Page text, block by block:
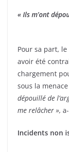
« Ils m’ont
Pour sa part,
avoir été
chargement
sous la
dépouillé de
me relâcher »,
Incidents non